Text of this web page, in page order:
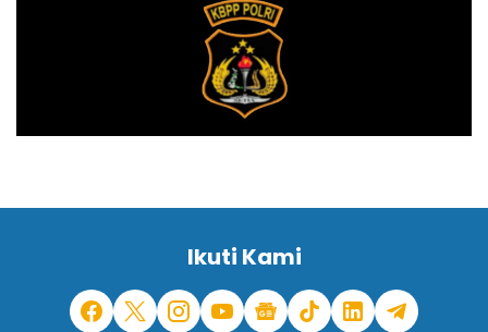
Ikuti Kami